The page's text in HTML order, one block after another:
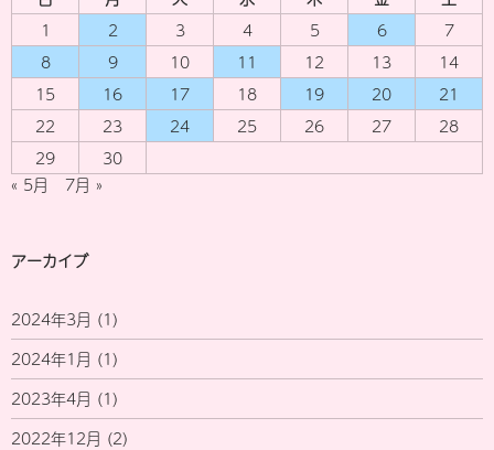
1
2 3 4 5 6
7
8
9 10 11 12 13
14
15
16 17 18 19 20
21
22
23 24 25 26 27
28
29
30
« 5月
7月 »
アーカイブ
2024年3月 (1)
2024年1月 (1)
2023年4月 (1)
2022年12月 (2)